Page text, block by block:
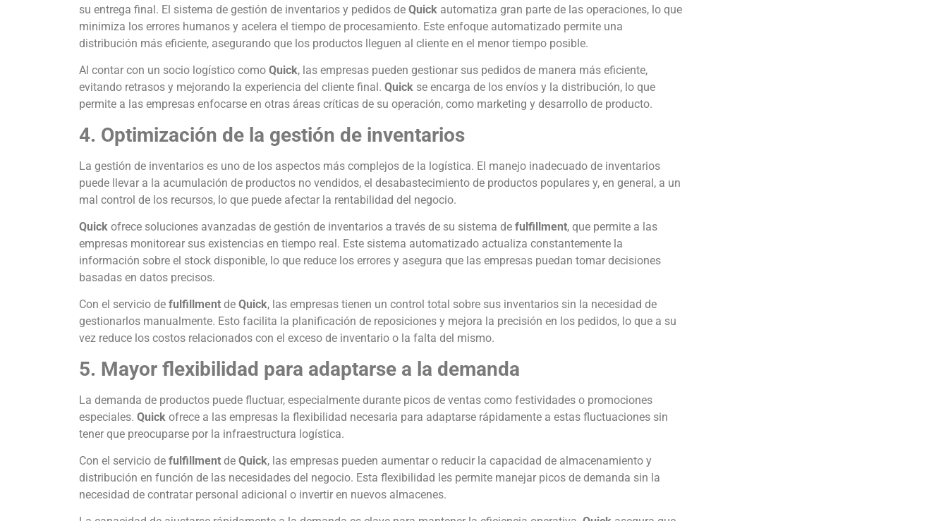
su entrega final. El sistema de gestión de inventarios y pedidos de Quick automatiza gran parte de las operaciones, lo que
minimiza los errores humanos y acelera el tiempo de procesamiento. Este enfoque automatizado permite una
distribución más eficiente, asegurando que los productos lleguen al cliente en el menor tiempo posible.
Al contar con un socio logístico como Quick, las empresas pueden gestionar sus pedidos de manera más eficiente,
evitando retrasos y mejorando la experiencia del cliente final. Quick se encarga de los envíos y la distribución, lo que
permite a las empresas enfocarse en otras áreas críticas de su operación, como marketing y desarrollo de producto.
4. Optimización de la gestión de inventarios
La gestión de inventarios es uno de los aspectos más complejos de la logística. El manejo inadecuado de inventarios
puede llevar a la acumulación de productos no vendidos, el desabastecimiento de productos populares y, en general, a un
mal control de los recursos, lo que puede afectar la rentabilidad del negocio.
Quick ofrece soluciones avanzadas de gestión de inventarios a través de su sistema de fulfillment, que permite a las
empresas monitorear sus existencias en tiempo real. Este sistema automatizado actualiza constantemente la
información sobre el stock disponible, lo que reduce los errores y asegura que las empresas puedan tomar decisiones
basadas en datos precisos.
Con el servicio de fulfillment de Quick, las empresas tienen un control total sobre sus inventarios sin la necesidad de
gestionarlos manualmente. Esto facilita la planificación de reposiciones y mejora la precisión en los pedidos, lo que a su
vez reduce los costos relacionados con el exceso de inventario o la falta del mismo.
5. Mayor flexibilidad para adaptarse a la demanda
La demanda de productos puede fluctuar, especialmente durante picos de ventas como festividades o promociones
especiales. Quick ofrece a las empresas la flexibilidad necesaria para adaptarse rápidamente a estas fluctuaciones sin
tener que preocuparse por la infraestructura logística.
Con el servicio de fulfillment de Quick, las empresas pueden aumentar o reducir la capacidad de almacenamiento y
distribución en función de las necesidades del negocio. Esta flexibilidad les permite manejar picos de demanda sin la
necesidad de contratar personal adicional o invertir en nuevos almacenes.